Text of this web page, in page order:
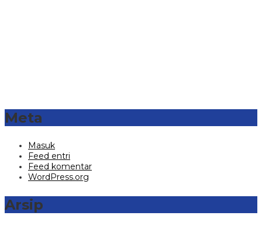
Meta
Masuk
Feed entri
Feed komentar
WordPress.org
Arsip